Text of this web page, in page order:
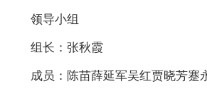
领导小组
组长：张秋霞
成员：陈苗薛延军吴红贾晓芳蹇